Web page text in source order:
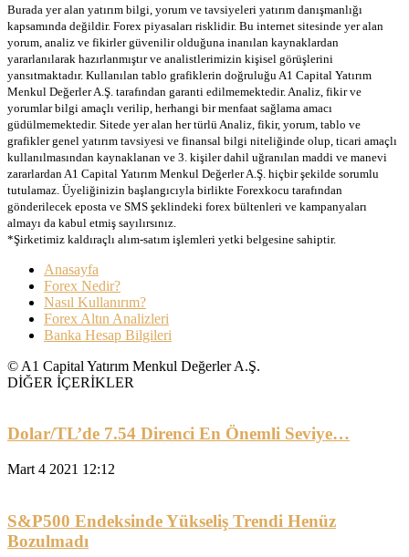
Burada yer alan yatırım bilgi, yorum ve tavsiyeleri yatırım danışmanlığı
kapsamında değildir. Forex piyasaları risklidir. Bu internet sitesinde yer alan
yorum, analiz ve fikirler güvenilir olduğuna inanılan kaynaklardan
yararlanılarak hazırlanmıştır ve analistlerimizin kişisel görüşlerini
yansıtmaktadır. Kullanılan tablo grafiklerin doğruluğu A1 Capital Yatırım
Menkul Değerler A.Ş. tarafından garanti edilmemektedir. Analiz, fikir ve
yorumlar bilgi amaçlı verilip, herhangi bir menfaat sağlama amacı
güdülmemektedir. Sitede yer alan her türlü Analiz, fikir, yorum, tablo ve
grafikler genel yatırım tavsiyesi ve finansal bilgi niteliğinde olup, ticari amaçlı
kullanılmasından kaynaklanan ve 3. kişiler dahil uğranılan maddi ve manevi
zararlardan A1 Capital Yatırım Menkul Değerler A.Ş. hiçbir şekilde sorumlu
tutulamaz. Üyeliğinizin başlangıcıyla birlikte Forexkocu tarafından
gönderilecek eposta ve SMS şeklindeki forex bültenleri ve kampanyaları
almayı da kabul etmiş sayılırsınız.
*Şirketimiz kaldıraçlı alım-satım işlemleri yetki belgesine sahiptir.
Anasayfa
Forex Nedir?
Nasıl Kullanırım?
Forex Altın Analizleri
Banka Hesap Bilgileri
© A1 Capital Yatırım Menkul Değerler A.Ş.
DİĞER İÇERİKLER
Dolar/TL’de 7.54 Direnci En Önemli Seviye…
Mart 4 2021 12:12
S&P500 Endeksinde Yükseliş Trendi Henüz
Bozulmadı